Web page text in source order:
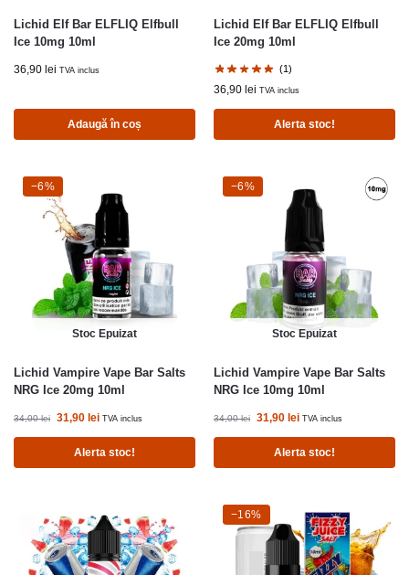
Lichid Elf Bar ELFLIQ Elfbull
Ice 10mg 10ml
36,90 lei TVA inclus
Adaugă în coș
Lichid Elf Bar ELFLIQ Elfbull
Ice 20mg 10ml
(1)
36,90 lei TVA inclus
Alerta stoc!
-6%
Stoc Epuizat
−6%
Lichid Vampire Vape Bar Salts
NRG Ice 20mg 10ml
34,00lei 31,90 lei TVA inclus
Alerta stoc!
-6%
Stoc Epuizat
−6%
Lichid Vampire Vape Bar Salts
NRG Ice 10mg 10ml
34,00lei 31,90 lei TVA inclus
Alerta stoc!
-16%
−16%